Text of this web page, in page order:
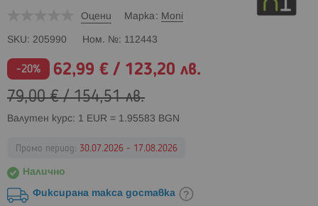
Оцени Марка Moni
SKU 205990 Ном. № 112443
-20%
Промо
62,99 € / 123,20 лв.
79,00 €/154,51 лв.
Валутен курс: 1 EUR = 1.95583 BGN
Промо период: 30.07.2026 - 17.08.2026
Налично
Фиксирана такса доставка